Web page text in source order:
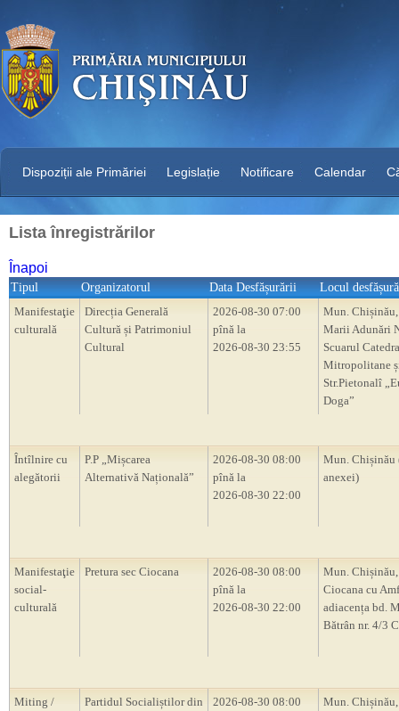
Dispoziții ale Primăriei Legislație Notificare Calendar
Lista înregistrărilor
Înapoi
Tipul Organizatorul Data Desfășurării
Locul
Manifestaţie
culturală
Direcția Generală
Cultură și Patrimoniul
Cultural
2026-08-30 07:00
pînă la
2026-08-30 23:55
Mun.
Marii Adunări
Scuarul
Mitropolitane
Str.Pietonalî
Doga”
Întîlnire cu
alegătorii
P.P „Mișcarea
Alternativă Națională”
2026-08-30 08:00
pînă la
2026-08-30 22:00
Mun. Chișinău
anexei)
Manifestaţie
social-
culturală
Pretura sec Ciocana
2026-08-30 08:00
pînă la
2026-08-30 22:00
Mun.
Ciocana cu
adiacența bd.
Bătrân nr. 4/3
Miting /
Partidul Socialiștilor din
2026-08-30 08:00
Mun.